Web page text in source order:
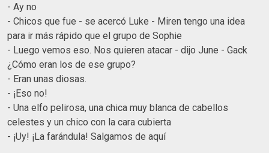
- Ay no
- Chicos que fue - se acercó Luke - Miren tengo una idea
para ir más rápido que el grupo de Sophie
- Luego vemos eso. Nos quieren atacar - dijo June - Gack
¿Cómo eran los de ese grupo?
- Eran unas diosas.
- ¡Eso no!
- Una elfo pelirosa, una chica muy blanca de cabellos
celestes y un chico con la cara cubierta
- ¡Uy! ¡La farándula! Salgamos de aquí